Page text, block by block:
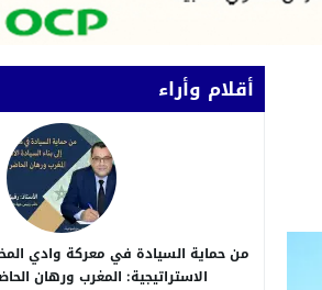
أقلام وأراء
من حماية السيادة في معركة وادي
الاستراتيجية: المغرب ورهان